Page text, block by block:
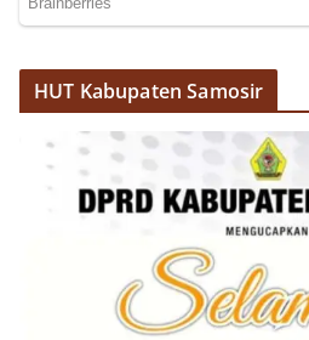
HUT Kabupaten Samosir